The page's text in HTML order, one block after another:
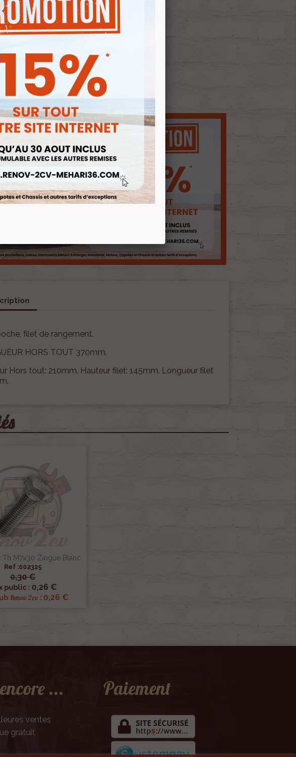
 AJOUTER AU PANIER
À MA LISTE D'ENVIES
filet de rangement.
HORS TOUT 370mm.
Hors tout: 210mm. Hauteur filet: 145mm. Longueur filet
Th M7x30 Zingue Blanc
Ref :002325
0,30 €
public : 0,26 €
Renov 2cv: 0,26 €
Aperçu rapide
...
ventes
gratuit
Paiement